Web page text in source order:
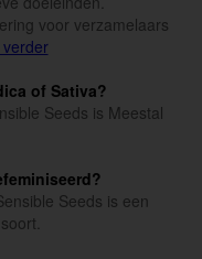
voor verzamelaars
of Sativa?
Seeds is Meestal
Seeds is een